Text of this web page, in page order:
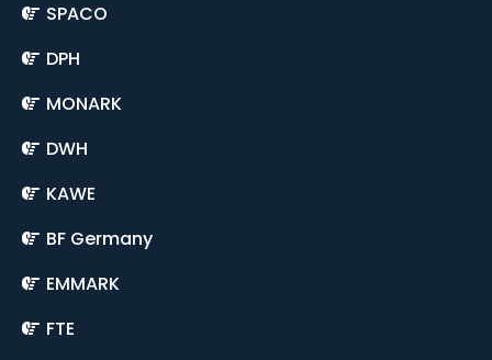
SPACO
DPH
MONARK
DWH
KAWE
BF Germany
EMMARK
FTE